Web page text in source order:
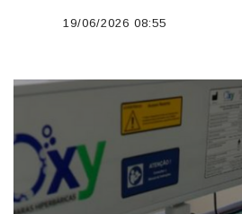
19/06/2026 08:55